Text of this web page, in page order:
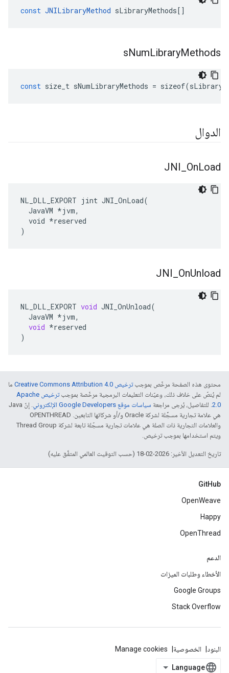
const JNILibraryMethod sLibraryMethods[]
sNumLibraryMethods
const size_t sNumLibraryMethods = sizeof(
الدوال
JNI OnLoad
NL_DLL_EXPORT jint JNI_OnLoad(
  JavaVM *jvm,
  void *reserved
)
JNI OnUnload
NL_DLL_EXPORT void JNI_OnUnload(
JavaVM *jvm,
void *reserved
)
محتوى هذه الصفحة مرخّص بموجبترخيص Creative Commons Attribution 4.0‏
ما
لم يُنصّ على خلاف ذلك، وعيّنات التعليمات البرمجية مرخّصة بموجب
ترخيص Apache
2.0‏. للتفاصيل، يُرجى مراجعة سياسات موقع Google Developers الإلكتروني
. إنّ Java
هي علامة تجارية مسجَّلة لشركة Oracle و/أو شركائها التابعين. ‫OPENTHREAD
والعلامات التجارية ذات الصلة هي علامات تجارية مسجّلة تابعة لشركة Thread Group
ويتم استخدامها بموجب ترخيص.
تاريخ التعديل الأخير: 2026-02-18 (حسب التوقيت العالمي المتفَّق عليه)
GitHub
OpenWeave
Happy
OpenThread
الدعم
الأخطاء وطلبات الميزات
Google Groups
Stack Overflow
البنود الخصوصية Manage cookies